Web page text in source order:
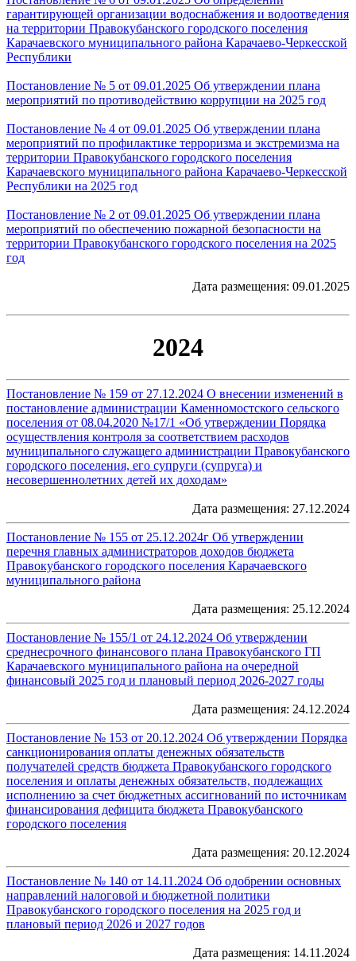
гарантирующей организации водоснабжения и водоотведения
на территории Правокубанского городского поселения
Карачаевского муниципального района Карачаево-Черкесской
Республики
Постановление № 5 от 09.01.2025 Об утверждении плана
мероприятий по противодействию коррупции на 2025 год
Постановление № 4 от 09.01.2025 Об утверждении плана
мероприятий по профилактике терроризма и экстремизма на
территории Правокубанского городского поселения
Карачаевского муниципального района Карачаево-Черкесской
Республики на 2025 год
Постановление № 2 от 09.01.2025 Об утверждении плана
мероприятий по обеспечению пожарной безопасности на
территории Правокубанского городского поселения на 2025
год
Дата размещения: 09.01.2025
2024
Постановление № 159 от 27.12.2024 О внесении изменений в
постановление администрации Каменномостского сельского
поселения от 08.04.2020 №17/1 «Об утверждении Порядка
осуществления контроля за соответствием расходов
муниципального служащего администрации Правокубанского
городского поселения, его супруги (супруга) и
несовершеннолетних детей их доходам»
Дата размещения: 27.12.2024
Постановление № 155 от 25.12.2024г Об утверждении
перечня главных администраторов доходов бюджета
Правокубанского городского поселения Карачаевского
муниципального района
Дата размещения: 25.12.2024
Постановление № 155/1 от 24.12.2024 Об утверждении
среднесрочного финансового плана Правокубанского ГП
Карачаевского муниципального района на очередной
финансовый 2025 год и плановый период 2026-2027 годы
Дата размещения: 24.12.2024
Постановление № 153 от 20.12.2024 Об утверждении Порядка
санкционирования оплаты денежных обязательств
получателей средств бюджета Правокубанского городского
поселения и оплаты денежных обязательств, подлежащих
исполнению за счет бюджетных ассигнований по источникам
финансирования дефицита бюджета Правокубанского
городского поселения
Дата размещения: 20.12.2024
Постановление № 140 от 14.11.2024 Об одобрении основных
направлений налоговой и бюджетной политики
Правокубанского городского поселения на 2025 год и
плановый период 2026 и 2027 годов
Дата размещения: 14.11.2024